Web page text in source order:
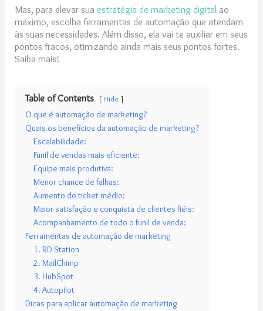
Mas, para elevar suaestratégia de marketing digital ao
máximo, escolha ferramentas de automação que atendam
às suas necessidades. Além disso, ela vai te auxiliar em seus
pontos fracos, otimizando ainda mais seus pontos fortes.
Saiba mais!
Table of Contents Hide
O que é automação de marketing?
Quais os benefícios da automação de marketing?
Escalabilidade:
Funil de vendas mais eficiente:
Equipe mais produtiva:
Menor chance de falhas:
Aumento do ticket médio:
Maior satisfação e conquista de clientes fiéis:
Acompanhamento de todo o funil de venda:
Ferramentas de automação de marketing
1. RD Station
2. MailChimp
3. HubSpot
4. Autopilot
Dicas para aplicar automação de marketing